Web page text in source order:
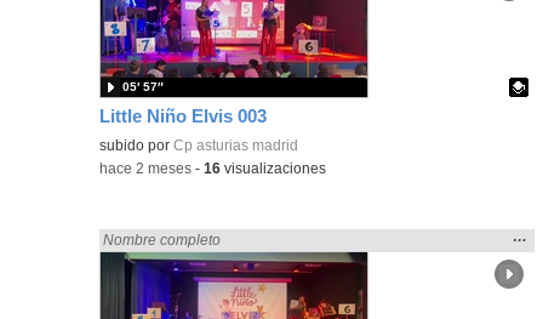
Little Niño Elvis 003
Contenido educativo.
subido porCp asturias madrid
05′ 57″
-hace 2 meses -16 visualizaciones
Encontrado «Asturias» en:
Nombre completo
la
…